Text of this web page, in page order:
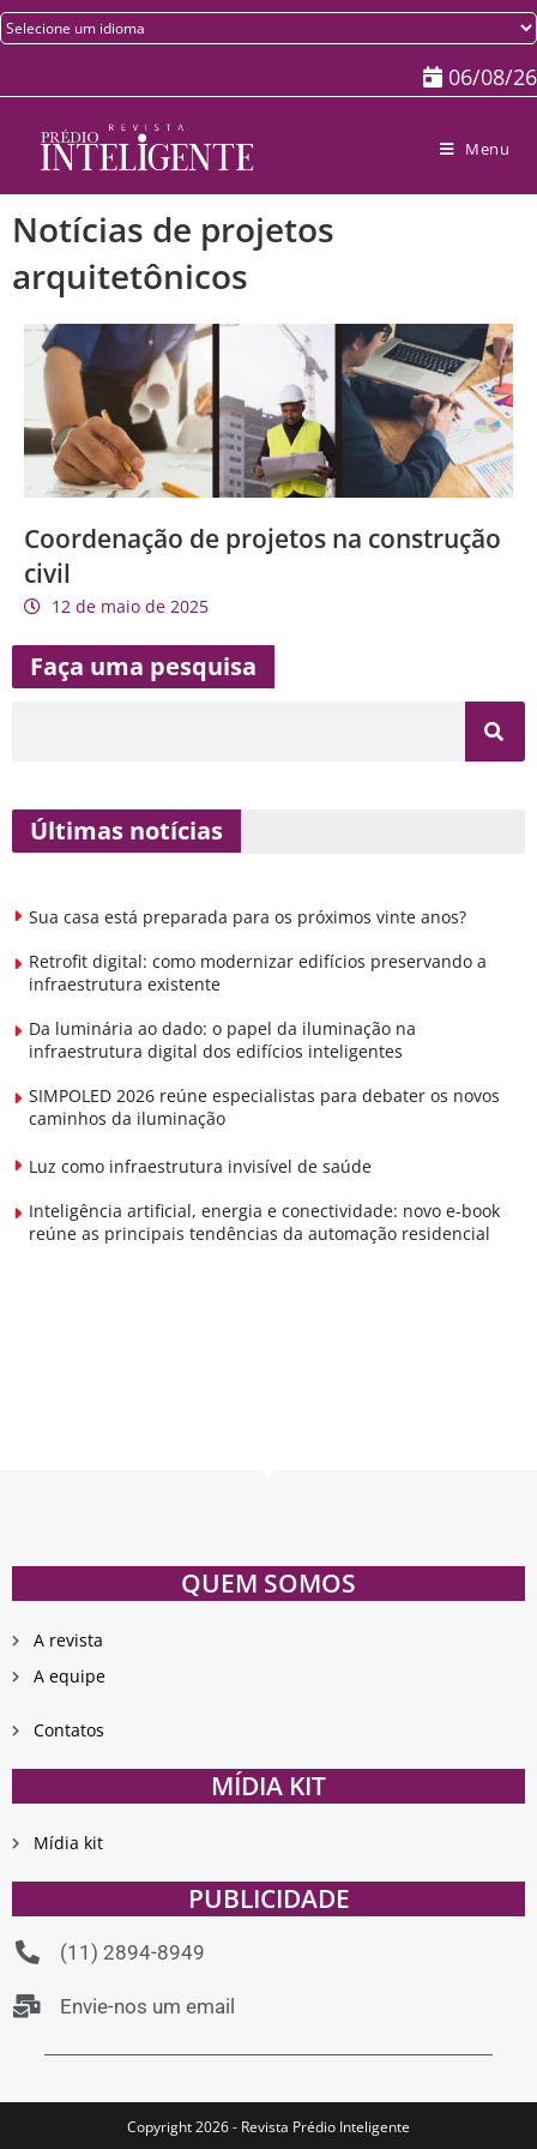
06/08/26
Menu
Notícias de projetos
arquitetônicos
Coordenação de projetos na construção
civil
12 de maio de 2025
Faça uma pesquisa
Últimas notícias
Sua casa está preparada para os próximos vinte anos?
Retrofit digital: como modernizar edifícios preservando a
infraestrutura existente
Da luminária ao dado: o papel da iluminação na
infraestrutura digital dos edifícios inteligentes
SIMPOLED 2026 reúne especialistas para debater os novos
caminhos da iluminação
Luz como infraestrutura invisível de saúde
Inteligência artificial, energia e conectividade: novo e-book
reúne as principais tendências da automação residencial
QUEM SOMOS
A revista
A equipe
Contatos
MÍDIA KIT
Mídia kit
PUBLICIDADE
(11) 2894-8949
Envie-nos um email
Copyright 2026 - Revista Prédio Inteligente